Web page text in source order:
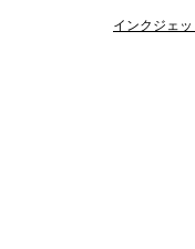
インクジェ